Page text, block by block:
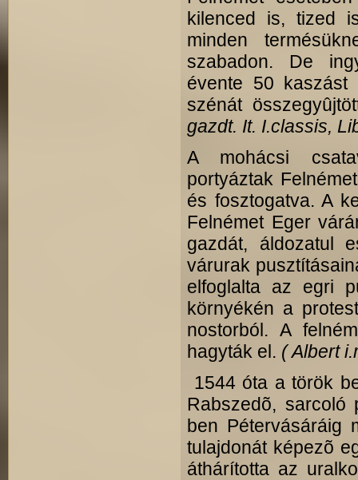
kilenced is, tized
minden
szabadon. De
évente 50
szénát
gazdt. It. I.classis,
A mohácsi
portyáztak
és fosztogatva. A
Felnémet Eger
gazdát, áldozatul
várurak
elfoglalta az egri
környékén a
nostorból. A
hagyták el. ( Albert
1544 óta a török
Rabszedõ, sarcoló
ben Péter­vásáráig
tulajdonát képezõ
áthárította az